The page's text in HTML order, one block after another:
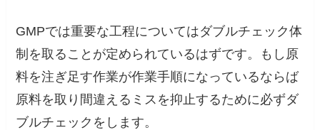
GMPでは重要な工程についてはダブルチェック体
制を取ることが定められているはずです。もし原
料を注ぎ足す作業が作業手順になっているならば
原料を取り間違えるミスを抑止するために必ずダ
ブルチェックをします。